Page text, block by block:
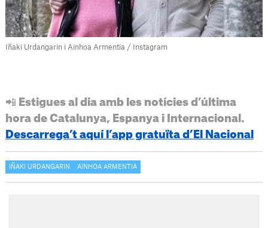
Iñaki Urdangarin i Ainhoa Armentia / Instagram
📲 Estigues al dia amb les notícies d’última
hora de Catalunya, Espanya i Internacional.
Descarrega’t aquí l’app gratuïta d’El Nacional
IÑAKI URDANGARIN AINHOA ARMENTIA